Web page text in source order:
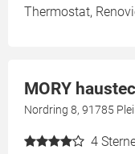
Thermostat,
MORY
Nordring 8, 91785
4